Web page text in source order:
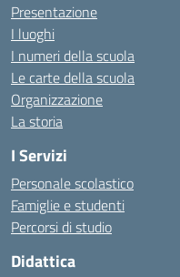
Presentazione
I luoghi
I numeri della scuola
Le carte della scuola
Organizzazione
La storia
I Servizi
Personale scolastico
Famiglie e studenti
Percorsi di studio
Didattica